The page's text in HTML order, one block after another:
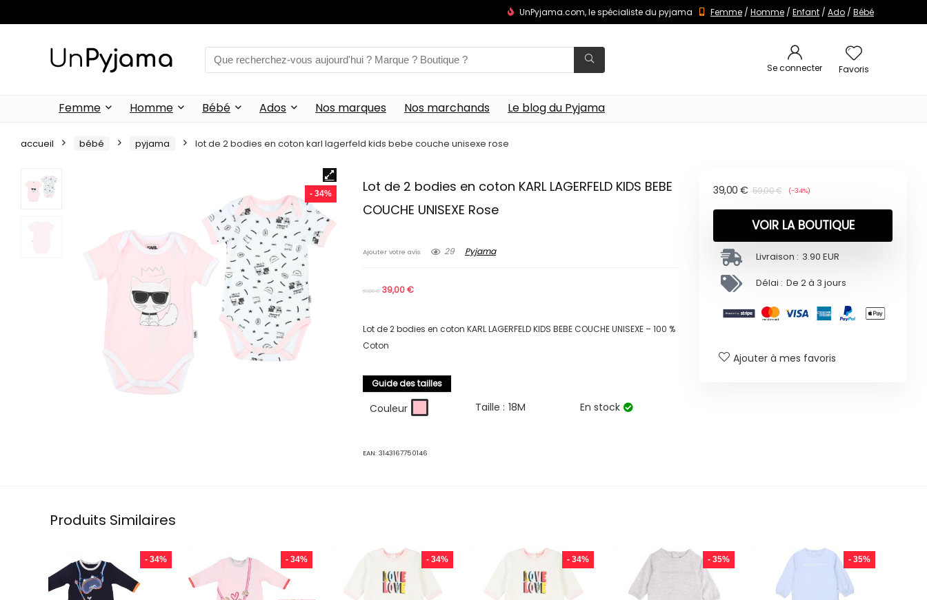
UnPyjama.com, le spécialiste du pyjama Femme / Homme / Enfant / Ado / Bébé
Se connecter Favoris
Femme Homme Bébé Ados Nos marques Nos marchands Le blog du Pyjama
accueil bébé pyjama lot de 2 bodies en coton karl lagerfeld kids bebe couche unisexe rose
- 34%
Lot de 2 bodies en coton KARL LAGERFELD KIDS BEBE
COUCHE UNISEXE Rose
Ajouter votre avis 29 Pyjama
59,00€ 39,00€
Lot de 2 bodies en coton KARL LAGERFELD KIDS BEBE COUCHE UNISEXE – 100 %
Coton
Guide des tailles
Couleur Taille : 18M En stock
EAN:3143167750146
59,00€
39,00 € (-34%)
VOIR LA BOUTIQUE
Livraison : 3.90 EUR
Délai : De 2 à 3 jours
Ajouter à mes favoris
Produits Similaires
- 34% - 34% - 34% - 34% - 35% - 35%